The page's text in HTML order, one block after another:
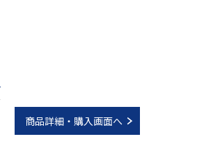
商品詳細・購入画面へ